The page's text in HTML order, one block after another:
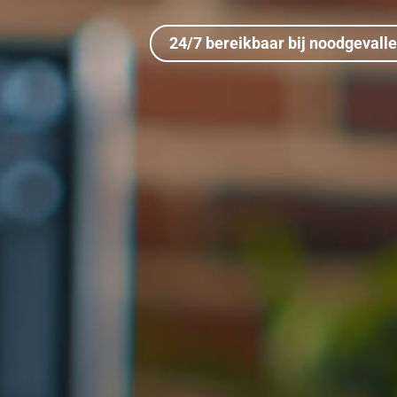
24/7 bereikbaar bij